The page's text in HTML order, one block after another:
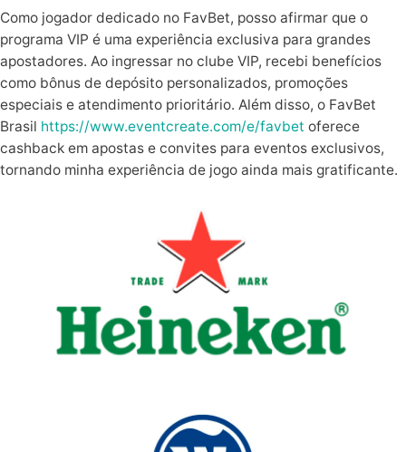
Como jogador dedicado no FavBet, posso afirmar que o
programa VIP é uma experiência exclusiva para grandes
apostadores. Ao ingressar no clube VIP, recebi benefícios
como bônus de depósito personalizados, promoções
especiais e atendimento prioritário. Além disso, o FavBet
Brasil https://www.eventcreate.com/e/favbet oferece
cashback em apostas e convites para eventos exclusivos,
tornando minha experiência de jogo ainda mais gratificante.